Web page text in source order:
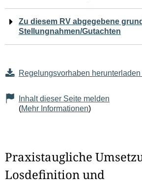
Zu diesem RV abgegebene
Stellungnahmen/Gutachten
Regelungsvorhaben
Inhalt dieser Seite melden
(Mehr Informationen)
Praxistaugliche
Losdefinition und